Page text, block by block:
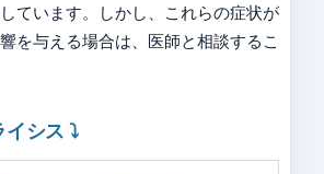
ています。しかし、これらの症状が
を与える場合は、医師と相談するこ
イシス ⤵